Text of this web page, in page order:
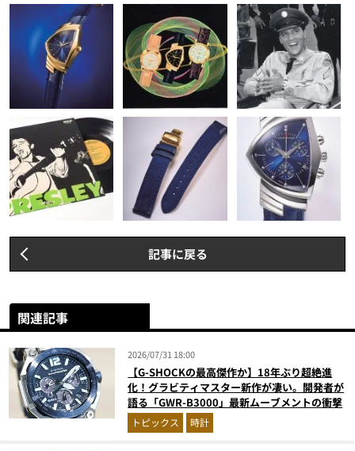
記事に戻る
関連記事
2026/07/31 18:00
【G-SHOCKの最高傑作か】18年ぶり超絶進
化！グラビティマスター新作が凄い。開発者が
語る「GWR-B3000」最新ムーブメントの衝撃
トピックス 時計